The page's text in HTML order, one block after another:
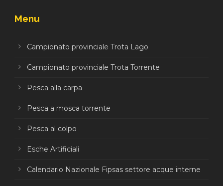
Menu
Campionato provinciale Trota Lago
Campionato provinciale Trota Torrente
Pesca alla carpa
Pesca a mosca torrente
Pesca al colpo
Esche Artificiali
Calendario Nazionale Fipsas settore acque interne